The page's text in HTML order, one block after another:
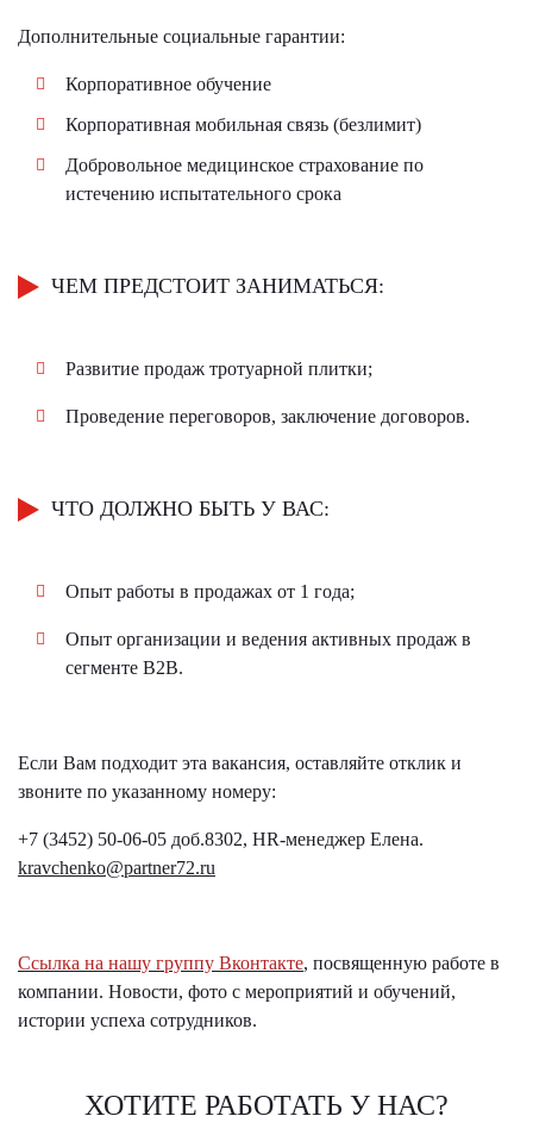
Дополнительные социальные гарантии:
Корпоративное обучение
Корпоративная мобильная связь (безлимит)
Добровольное медицинское страхование по
истечению испытательного срока
ЧЕМ ПРЕДСТОИТ ЗАНИМАТЬСЯ:
Развитие продаж тротуарной плитки;
Проведение переговоров, заключение договоров.
ЧТО ДОЛЖНО БЫТЬ У ВАС:
Опыт работы в продажах от 1 года;
Опыт организации и ведения активных продаж в
сегменте B2B.
Если Вам подходит эта вакансия, оставляйте отклик и
звоните по указанному номеру:
+7 (3452) 50-06-05 доб.8302, HR-менеджер Елена.
kravchenko@partner72.ru
Ссылка на нашу группу Вконтакте, посвященную работе в
компании. Новости, фото с мероприятий и обучений,
истории успеха сотрудников.
ХОТИТЕ РАБОТАТЬ У НАС?